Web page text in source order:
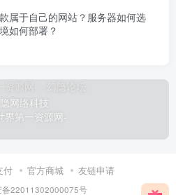
属于自己的网站？服务器如何选
如何部署？
网络科技
界第一资源网-
付 官方商城 友链申请
备22011302000075号